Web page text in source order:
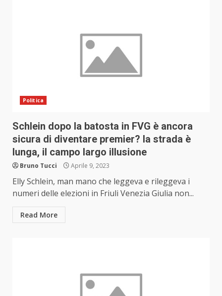
Politica
Schlein dopo la batosta in FVG è ancora
sicura di diventare premier? la strada è
lunga, il campo largo illusione
Bruno Tucci Aprile 9, 2023
Elly Schlein, man mano che leggeva e rileggeva i
numeri delle elezioni in Friuli Venezia Giulia non...
Read More